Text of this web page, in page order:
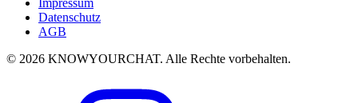
Datenschutz
AGB
© 2026 KNOWYOURCHAT. Alle Rechte vorbehalten.